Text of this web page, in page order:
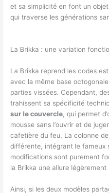
et sa simplicité en font un
qui traverse les générations
La Brikka : une variation
La Brikka reprend les codes
avec la même base
parties vissées. Cependant,
trahissent sa spécificité
sur le couvercle, qui permet
mousse sans l’ouvrir et de
cafetière du feu. La colonne
différente, intégrant le fameux
modifications sont purement
la Brikka une allure légèrement
Ainsi, si les deux modèles